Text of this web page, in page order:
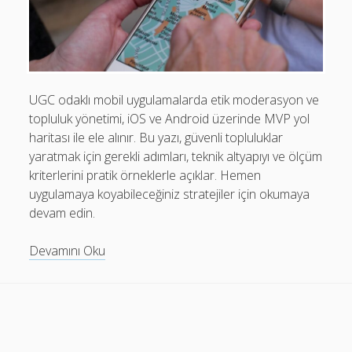
Mobil Uygulamalar Batarya Tasarrufu: Adım Adım Tasarım
Rehberi
Android
Eğitim
Finans
Fotoğraf & Video
Genel
iOS
Oyunlar
UGC odaklı mobil uygulamalarda etik moderasyon ve
topluluk yönetimi, iOS ve Android üzerinde MVP yol
haritası ile ele alınır. Bu yazı, güvenli topluluklar
yaratmak için gerekli adımları, teknik altyapıyı ve ölçüm
kriterlerini pratik örneklerle açıklar. Hemen
uygulamaya koyabileceğiniz stratejiler için okumaya
devam edin.
Devamını Oku